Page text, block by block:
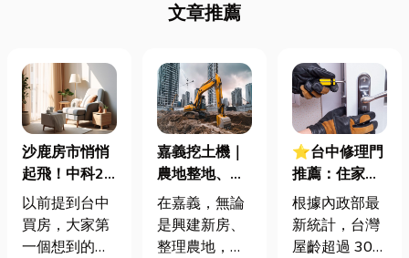
文章推薦
沙鹿房市悄悄
起飛！中科2
期＋台積電效
應發酵，現在
很多人開始看
以前提到台中
買房，大家第
一個想到的大
嘉義挖土機｜
農地整地、基
地開挖、土方
清運
在嘉義，無論
是興建新房、
整理農地，還
⭐台中修理門
推薦：住家鐵
門卡住、大門
下垂怎麼辦？
維修費用與不
根據內政部最
新統計，台灣
屋齡超過 30